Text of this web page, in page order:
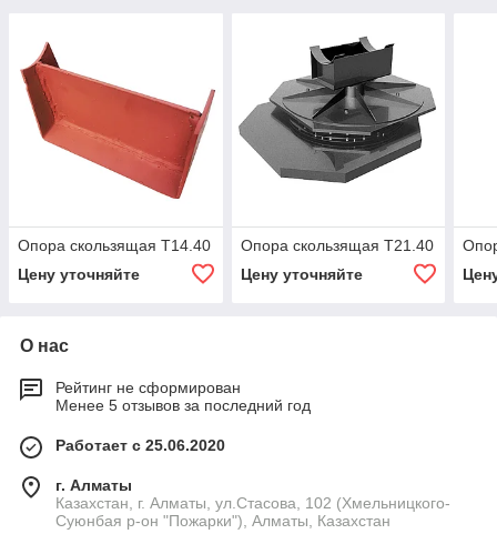
Опора скользящая Т14.40
Цену уточняйте
Опора скользящая Т21.40
Цену уточняйте
О нас
Рейтинг не сформирован
Менее 5 отзывов за последний год
Работает с 25.06.2020
г. Алматы
Казахстан, г. Алматы, ул.Стасова, 102 (Хмельницкого-
Суюнбая р-он "Пожарки"), Алматы, Казахстан